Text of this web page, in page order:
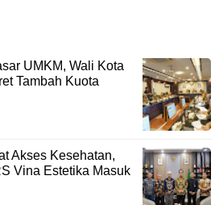
UMKM, Wali Kota
Tambah Kuota
Akses Kesehatan,
Vina Estetika Masuk